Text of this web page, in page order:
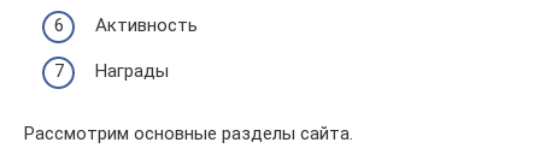
Активность
Награды
Рассмотрим основные разделы сайта.